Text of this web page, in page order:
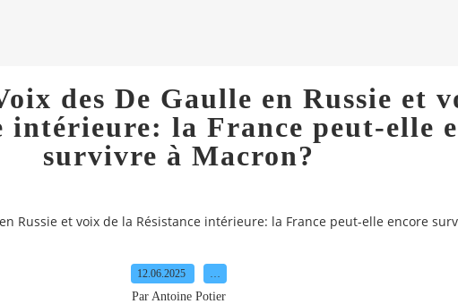
des De Gaulle en Russie et
intérieure: la France peut-elle
survivre à Macron?
Russie et voix de la Résistance intérieure: la France peut-elle encore
12.06.2025
Par Antoine Potier